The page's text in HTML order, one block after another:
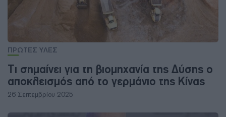
ΠΡΩΤΕΣ ΥΛΕΣ
Τι σημαίνει για τη βιομηχανία της Δύσης ο
αποκλεισμός από το γερμάνιο της Κίνας
26 Σεπτεμβρίου 2025